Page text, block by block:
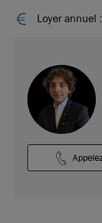
Loyer annuel